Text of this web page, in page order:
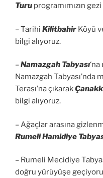
Turu programımızın
– Tarihi Kilitbahir Köyü
bilgi alıyoruz.
–Namazgah Tabyası
Namazgah Tabyası’nda
Terası’na çıkarak
bilgi alıyoruz.
– Ağaçlar arasına
Rumeli Hamidiye
– Rumeli Mecidiye
doğru yürüyüşe